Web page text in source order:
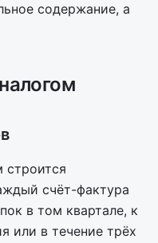
содержание, а
строится
счёт-фактура
в том квартале, к
или в течение трёх